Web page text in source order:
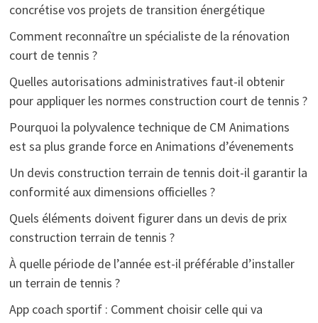
concrétise vos projets de transition énergétique
Comment reconnaître un spécialiste de la rénovation
court de tennis ?
Quelles autorisations administratives faut-il obtenir
pour appliquer les normes construction court de tennis ?
Pourquoi la polyvalence technique de CM Animations
est sa plus grande force en Animations d’évenements
Un devis construction terrain de tennis doit-il garantir la
conformité aux dimensions officielles ?
Quels éléments doivent figurer dans un devis de prix
construction terrain de tennis ?
À quelle période de l’année est-il préférable d’installer
un terrain de tennis ?
App coach sportif : Comment choisir celle qui va